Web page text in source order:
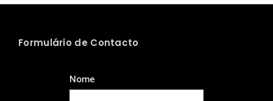
Formulário de Contacto
Nome